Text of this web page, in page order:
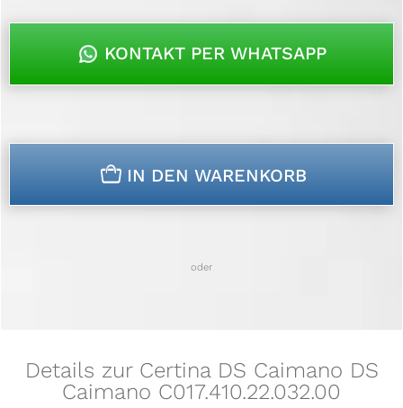
KONTAKT PER WHATSAPP
n IN DEN WARENKORB
oder
Details zur Certina DS Caimano DS
Caimano C017.410.22.032.00